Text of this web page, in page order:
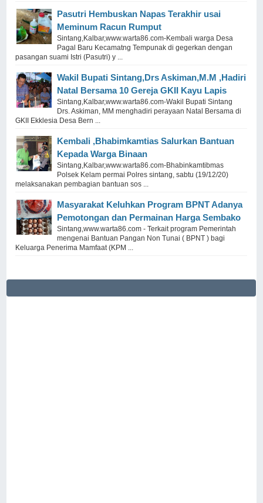
Pasutri Hembuskan Napas Terakhir usai
Meminum Racun Rumput
Sintang,Kalbar,www.warta86.com-Kembali warga Desa
Pagal Baru Kecamatng Tempunak di gegerkan dengan
pasangan suami Istri (Pasutri) y ...
Wakil Bupati Sintang,Drs Askiman,M.M ,Hadiri
Natal Bersama 10 Gereja GKII Kayu Lapis
Sintang,Kalbar,www.warta86.com-Wakil Bupati Sintang
Drs. Askiman, MM menghadiri perayaan Natal Bersama di
GKII Ekklesia Desa Bern ...
Kembali ,Bhabimkamtias Salurkan Bantuan
Kepada Warga Binaan
Sintang,Kalbar,www.warta86.com-Bhabinkamtibmas
Polsek Kelam permai Polres sintang, sabtu (19/12/20)
melaksanakan pembagian bantuan sos ...
Masyarakat Keluhkan Program BPNT Adanya
Pemotongan dan Permainan Harga Sembako
Sintang,www.warta86.com - Terkait program Pemerintah
mengenai Bantuan Pangan Non Tunai ( BPNT ) bagi
Keluarga Penerima Mamfaat (KPM ...